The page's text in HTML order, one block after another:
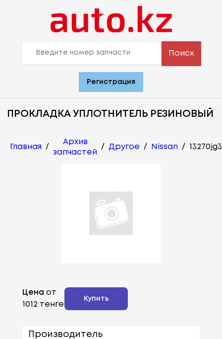
Поиск
Регистрация
ПРОКЛАДКА УПЛОТНИТЕЛЬ РЕЗИНОВЫЙ
Главная /
Архив
запчастей
/ Другое / Nissan /
Цена от
1012 тенге
Купить
Производитель